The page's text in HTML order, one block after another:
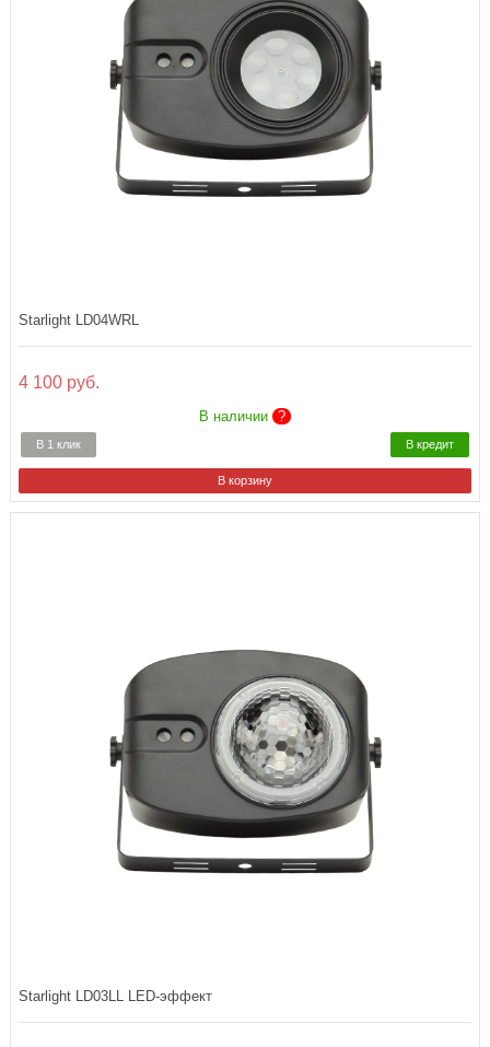
Starlight LD04WRL
4 100 руб.
В наличии ?
В 1 клик В кредит
Starlight LD03LL LED-эффект